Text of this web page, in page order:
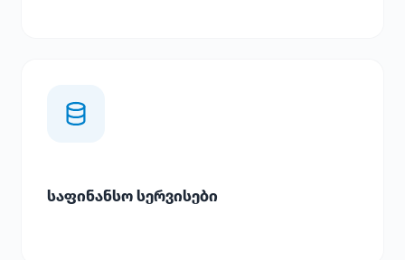
საფინანსო სერვისები